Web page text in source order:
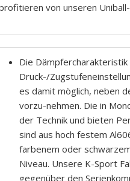
von unseren
Die
Druck-/
es damit möglich, neben
vorzu-nehmen. Die in
der Technik und bieten
sind aus hoch festem
farbenem oder
Niveau. Unsere K-Sport
gegenüber den